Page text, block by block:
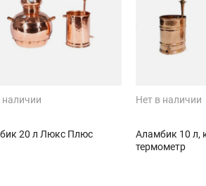
наличии
20 л Люкс Плюс
Нет в наличии
Аламбик 10 л,
термометр